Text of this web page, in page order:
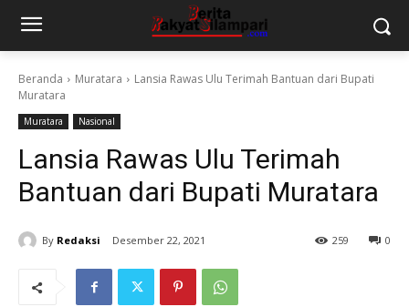
Beranda Muratara
Lansia Rawas Ulu Terimah Bantuan dari Bupati
Muratara
Muratara Nasional
Lansia Rawas Ulu Terimah
Bantuan dari Bupati Muratara
By Redaksi Desember 22, 2021 0
259